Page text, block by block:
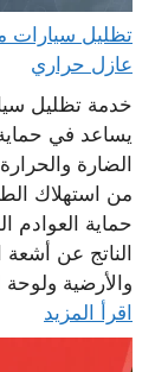
عازل حراري
خدمة تظليل
يساعد في
الضارة
من استهلاك
حماية العوادم
الناتج عن
والأرضية ولوحة
اقرأ المزيد